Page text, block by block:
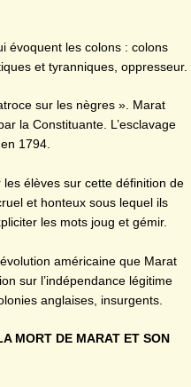
évoquent les colons : colons
et tyranniques, oppresseur.
sur les nègres ». Marat
la Constituante. L’esclavage
1794.
élèves sur cette définition de
et honteux sous lequel ils
les mots joug et gémir.
américaine que Marat
sur l’indépendance légitime
anglaises, insurgents.
MORT DE MARAT ET SON